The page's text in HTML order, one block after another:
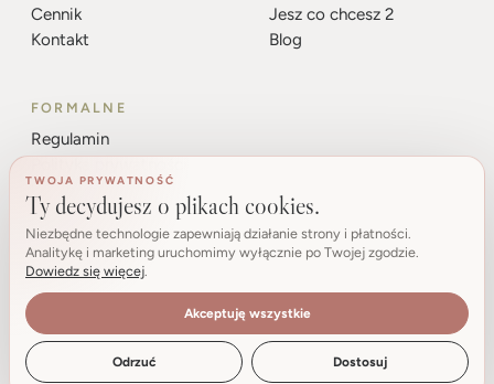
Cennik
Kontakt
Jesz co chcesz 2
Blog
FORMALNE
Regulamin
Ustawienia cookies
NIP: 8542444045
© 2026 Maria Trytek · wszystkie prawa zastrzeżone
Clueware
TWOJA PRYWATNOŚĆ
Ty decydujesz o plikach cookies.
Niezbędne technologie zapewniają działanie strony i płatności.
Analitykę i marketing uruchomimy wyłącznie po Twojej zgodzie.
Dowiedz się więcej.
Odrzuć Dostosuj
Akceptuję wszystkie